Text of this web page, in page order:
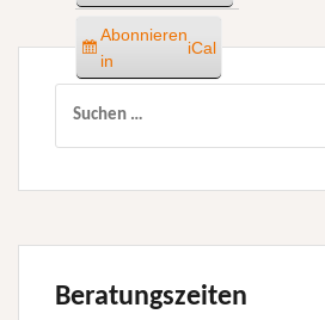
Abonnieren
in
iCal
Beratungszeiten